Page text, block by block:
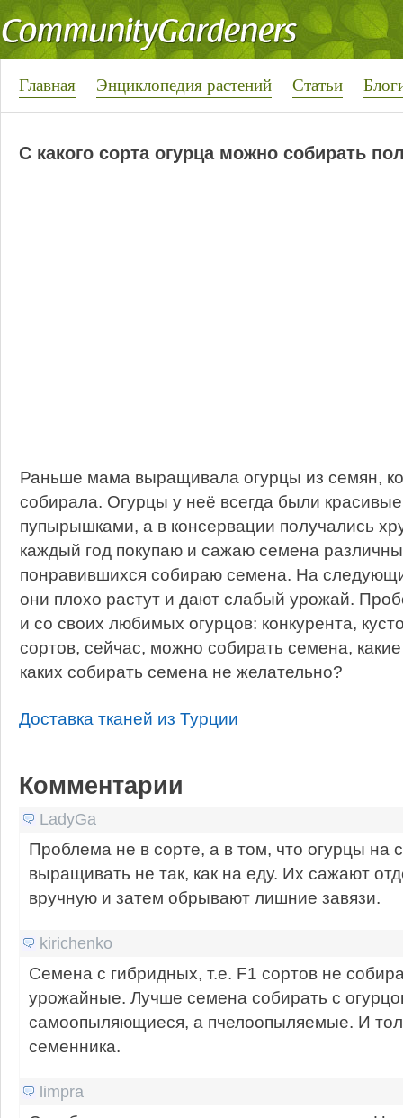
Главная Энциклопедия растений Статьи
С какого сорта огурца можно собирать
Раньше мама выращивала огурцы из семян,
собирала. Огурцы у неё всегда были
пупырышками, а в консервации получались
каждый год покупаю и сажаю семена
понравившихся собираю семена. На
они плохо растут и дают слабый урожай.
и со своих любимых огурцов: конкурента,
сортов, сейчас, можно собирать семена,
каких собирать семена не желательно?
Доставка тканей из Турции
Комментарии
LadyGa
Проблема не в сорте, а в том, что огурцы на
выращивать не так, как на еду. Их сажают
вручную и затем обрывают лишние завязи.
kirichenko
Семена с гибридных, т.е. F1 сортов не
урожайные. Лучше семена собирать с
самоопыляющиеся, а пчелоопыляемые. И
семенника.
limpra